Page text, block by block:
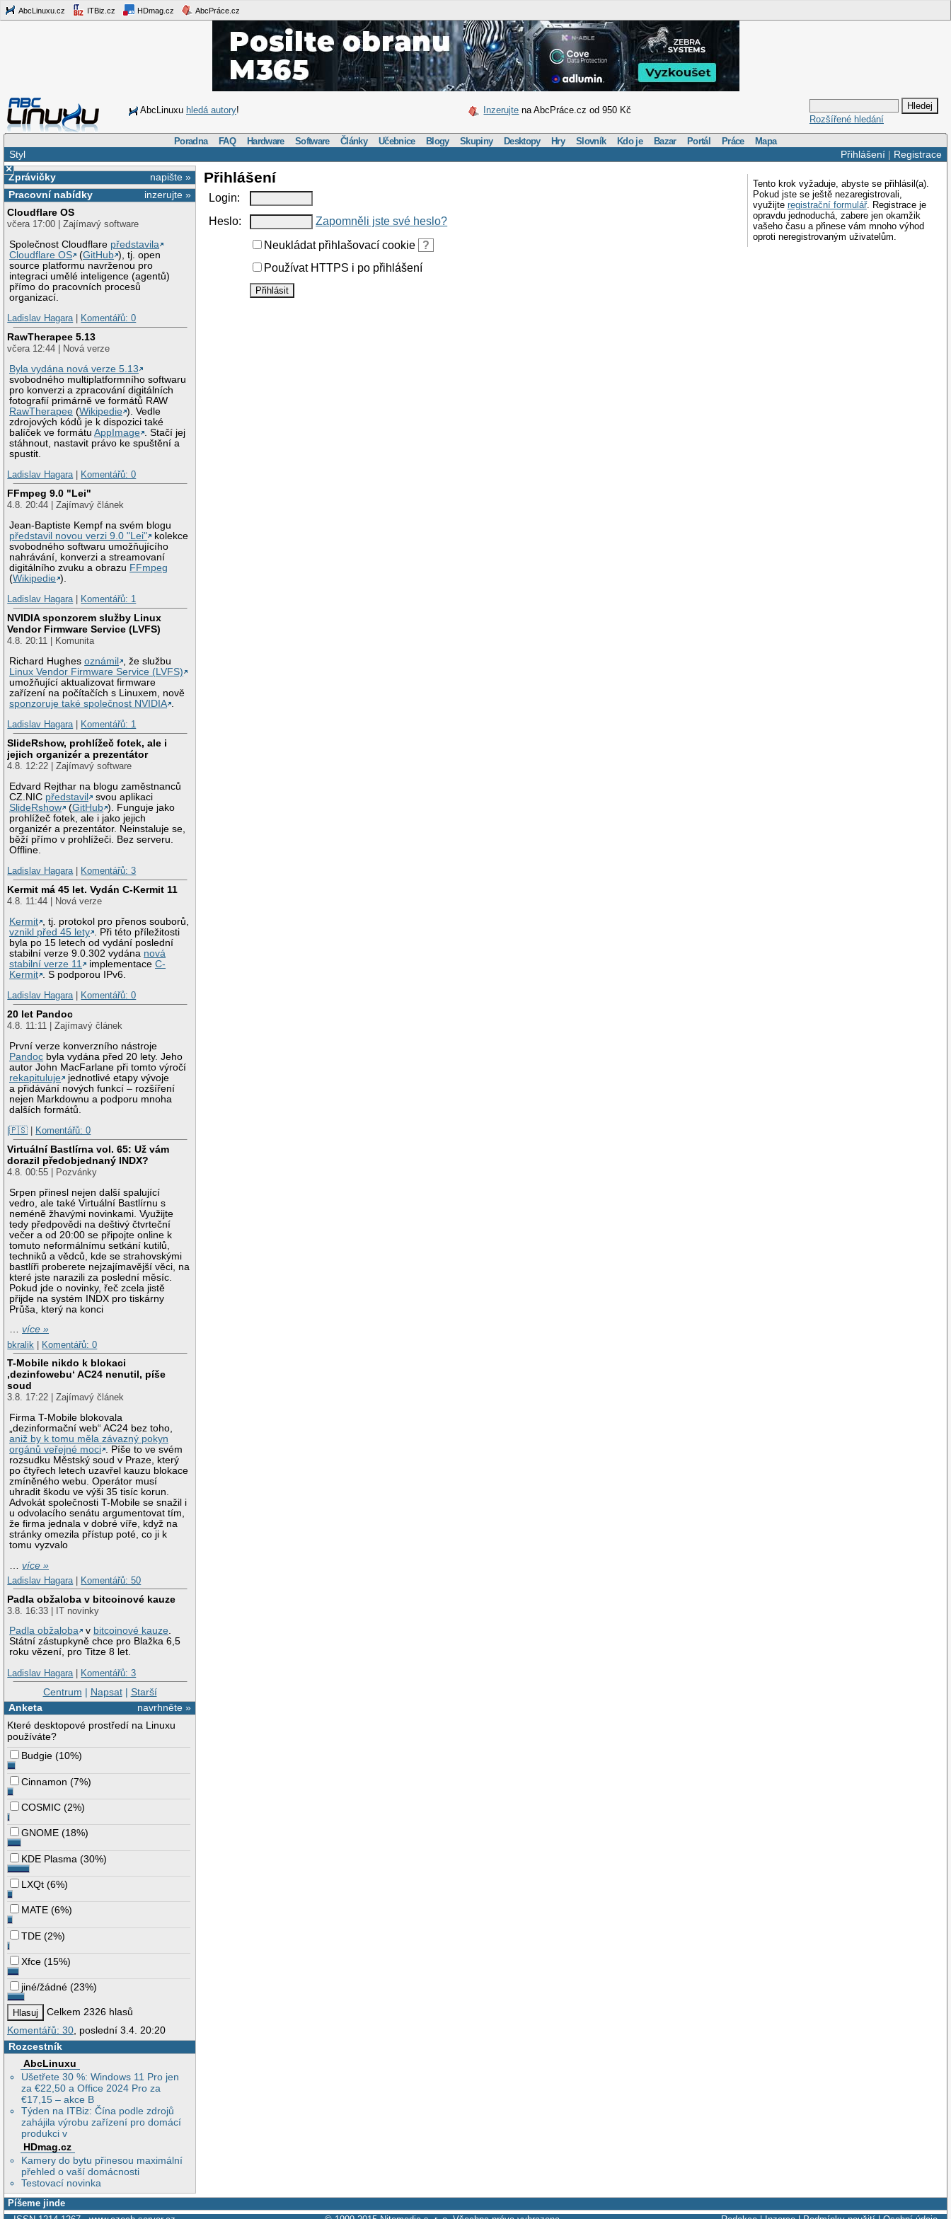
AbcLinuxu.cz ITBiz.cz HDmag.cz AbcPráce.cz
AbcLinuxu hledá autory! Inzerujte na AbcPráce.cz od 950 Kč
Rozšířené hledání
Poradna FAQ Hardware Software Články Učebnice Blogy Skupiny Desktopy Hry Slovník Kdo je Bazar Portál Práce Mapa
Přihlášení| Registrace
Styl
×
napište »
Zprávičky
inzerujte »
Pracovní nabídky
Cloudflare OS
včera 17:00 | Zajímavý software
Společnost Cloudflare představila
Cloudflare OS
(GitHub ), tj. open
source platformu navrženou pro
integraci umělé inteligence (agentů)
přímo do pracovních procesů
organizací.
Ladislav Hagara| Komentářů: 0
RawTherapee 5.13
včera 12:44 | Nová verze
Byla vydána nová verze 5.13
svobodného multiplatformního softwaru
pro konverzi a zpracování digitálních
fotografií primárně ve formátů RAW
RawTherapee (Wikipedie ). Vedle
zdrojových kódů je k dispozici také
balíček ve formátuAppImage
. Stačí jej
stáhnout, nastavit právo ke spuštění a
spustit.
Ladislav Hagara| Komentářů: 0
FFmpeg 9.0 "Lei"
4.8. 20:44 | Zajímavý článek
Jean-Baptiste Kempf na svém blogu
představil novou verzi 9.0 "Lei"
kolekce
svobodného softwaru umožňujícího
nahrávání, konverzi a streamovaní
digitálního zvuku a obrazu FFmpeg
(Wikipedie ).
Ladislav Hagara| Komentářů: 1
NVIDIA sponzorem služby Linux
Vendor Firmware Service (LVFS)
4.8. 20:11 | Komunita
Richard Hughesoznámil
, že službu
Linux Vendor Firmware Service (LVFS)
umožňující aktualizovat firmware
zařízení na počítačích s Linuxem, nově
sponzoruje také společnost NVIDIA
Ladislav Hagara| Komentářů: 1
SlideRshow, prohlížeč fotek, ale i
jejich organizér a prezentátor
4.8. 12:22 | Zajímavý software
Edvard Rejthar na blogu zaměstnanců
CZ.NIC představil
svou aplikaci
SlideRshow
(GitHub ). Funguje jako
prohlížeč fotek, ale i jako jejich
organizér a prezentátor. Neinstaluje se,
běží přímo v prohlížeči. Bez serveru.
Offline.
Ladislav Hagara| Komentářů: 3
Kermit má 45 let. Vydán C-Kermit 11
4.8. 11:44 | Nová verze
Kermit
, tj. protokol pro přenos souborů,
vznikl před 45 lety
. Při této příležitosti
byla po 15 letech od vydání poslední
stabilní verze 9.0.302 vydána nová
stabilní verze 11
implementaceC-
Kermit
. S podporou IPv6.
Ladislav Hagara| Komentářů: 0
20 let Pandoc
4.8. 11:11 | Zajímavý článek
První verze konverzního nástroje
Pandoc byla vydána před 20 lety. Jeho
autor John MacFarlane při tomto výročí
rekapituluje
jednotlivé etapy vývoje
a přidávání nových funkcí – rozšíření
nejen Markdownu a podporu mnoha
dalších formátů.
|🇵🇸
Komentářů: 0
Virtuální Bastlírna vol. 65: Už vám
dorazil předobjednaný INDX?
4.8. 00:55 | Pozvánky
Srpen přinesl nejen další spalující
vedro, ale také Virtuální Bastlírnu s
neméně žhavými novinkami. Využijte
tedy předpovědi na deštivý čtvrteční
večer a od 20:00 se připojte online k
tomuto neformálnímu setkání kutilů,
techniků a vědců, kde se strahovskými
bastlíři proberete nejzajímavější věci, na
které jste narazili za poslední měsíc.
Pokud jde o novinky, řeč zcela jistě
přijde na systém INDX pro tiskárny
Průša, který na konci
…více »
bkralik | Komentářů: 0
T-Mobile nikdo k blokaci
‚dezinfowebu‘ AC24 nenutil, píše
soud
3.8. 17:22 | Zajímavý článek
Firma T-Mobile blokovala
„dezinformační web“ AC24 bez toho,
aniž by k tomu měla závazný pokyn
orgánů veřejné moci
. Píše to ve svém
rozsudku Městský soud v Praze, který
po čtyřech letech uzavřel kauzu blokace
zmíněného webu. Operátor musí
uhradit škodu ve výši 35 tisíc korun.
Advokát společnosti T-Mobile se snažil i
u odvolacího senátu argumentovat tím,
že firma jednala v dobré víře, když na
stránky omezila přístup poté, co ji k
tomu vyzvalo
…více »
Ladislav Hagara| Komentářů: 50
Padla obžaloba v bitcoinové kauze
3.8. 16:33 | IT novinky
Padla obžaloba
v bitcoinové kauze.
Státní zástupkyně chce pro Blažka 6,5
roku vězení, pro Titze 8 let.
Ladislav Hagara| Komentářů: 3
Centrum | Napsat| Starší
navrhněte »
Anketa
Které desktopové prostředí na Linuxu
používáte?
Budgie (10%)
Cinnamon (7%)
COSMIC (2%)
GNOME (18%)
KDE Plasma (30%)
LXQt (6%)
MATE (6%)
TDE (2%)
Xfce (15%)
jiné/žádné (23%)
Celkem 2326 hlasů
Komentářů: 30 , poslední 3.4. 20:20
Rozcestník
AbcLinuxu
Ušetřete 30 %: Windows 11 Pro jen
za €22,50 a Office 2024 Pro za
€17,15 – akce B
Týden na ITBiz: Čína podle zdrojů
zahájila výrobu zařízení pro domácí
produkci v
HDmag.cz
Kamery do bytu přinesou maximální
přehled o vaší domácnosti
Testovací novinka
Tento krok vyžaduje, abyste se přihlásil(a).
Pokud jste se ještě nezaregistrovali,
využijte registrační formulář. Registrace je
opravdu jednoduchá, zabere jen okamžik
vašeho času a přinese vám mnoho výhod
oproti neregistrovaným uživatelům.
Přihlášení
Login:
Heslo:
Zapomněli jste své heslo?
Neukládat přihlašovací cookie
?
Používat HTTPS i po přihlášení
Píšeme jinde